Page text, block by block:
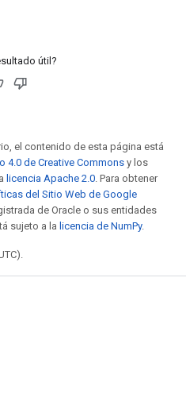
útil?
el contenido de esta página está
4.0 de Creative Commons y los
licencia Apache 2.0. Para obtener
del Sitio Web de Google
de Oracle o sus entidades
sujeto a la licencia de NumPy.